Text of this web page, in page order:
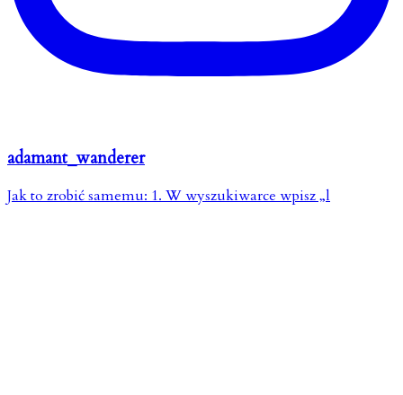
adamant_wanderer
Jak to zrobić samemu: 1. W wyszukiwarce wpisz „l